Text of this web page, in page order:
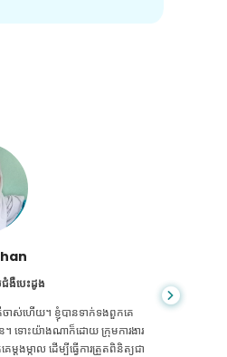
ជំងឺបេះដូង
ស់ហើយ។ ខ្ញុំបានទាក់ទងពួកគេ
។ ទោះយ៉ាងណាក៏ដោយ ក្រុមការងារ
តងម្កាល ដើម្បីធ្វើការត្រួតពិនិត្យជា